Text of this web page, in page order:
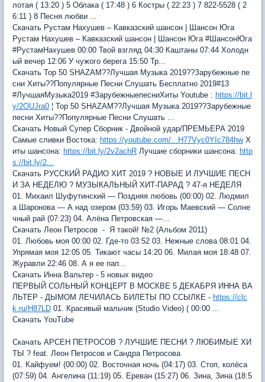
лотая ( 13:20 ) 5 Облака ( 17:48 ) 6 Костры ( 22:23 ) 7 822-5528 ( 2
6:11 ) 8 Песня любви ...
Скачать Рустам Нахушев – Кавказский шансон | Шансон Юга
Рустам Нахушев – Кавказский шансон | Шансон Юга #ШансонЮга
#РустамНахушев 00:00 Твой взгляд 04:30 Каштаны 07:44 Холодн
ый вечер 12:06 У чужого берега 15:50 Тр...
Скачать Top 50 SHAZAM??Лучшая Музыка 2019??Зарубежные пе
сни Хиты??Популярные Песни Слушать Бесплатно 2019#13
#ЛучшаяМузыка2019 #ЗарубежныепесниХиты Youtube : https://bit.l
y/2OUJra0 ¦ Top 50 SHAZAM??Лучшая Музыка 2019??Зарубежные
песни Хиты??Популярные Песни Слушать ...
Скачать Новый Супер Сборник - Двойной удар/ПРЕМЬЕРА 2019
Самые сливки Востока: https://youtube.com/...H77Vyc0YIc784hwХ
иты шансона: https://bit.ly/2v2achR Лучшие сборники шансона: http
s://bit.ly/2...
Скачать РУССКИЙ РАДИО ХИТ 2019 ? НОВЫЕ И ЛУЧШИЕ ПЕСН
И ЗА НЕДЕЛЮ ? МУЗЫКАЛЬНЫЙ ХИТ-ПАРАД ? 47-я НЕДЕЛЯ
01. Михаил Шуфутинский — Поздняя любовь (00:00) 02. Людмил
а Шаронова — А над озером (03:59) 03. Игорь Маевский — Солне
чный рай (07:23) 04. Алёна Петровская —...
Скачать Леон Петросов - Я такой! №2 (Альбом 2011)
01. Любовь моя 00:00 02. Где-то 03:52 03. Нежные слова 08:01 04.
Упрямая моя 12:05 05. Тикают часы 14:20 06. Милая моя 18:48 07.
Журавли 22:46 08. А я ее пап...
Скачать Инна Вальтер - 5 новых видео
ПЕРВЫЙ СОЛЬНЫЙ КОНЦЕРТ В МОСКВЕ 5 ДЕКАБРЯ ИННА ВА
ЛЬТЕР - ДЫМОМ ЛЕЧИЛАСЬ БИЛЕТЫ ПО ССЫЛКЕ - https://clc
k.ru/H87LD 01. Красивый мальчик (Studio Video) ( 00:00 ...
Скачать YouTube
Скачать АРСЕН ПЕТРОСОВ ? ЛУЧШИЕ ПЕСНИ ? ЛЮБИМЫЕ ХИ
ТЫ ? feat. Леон Петросов и Сандра Петросова
01. Кайфуем! (00:00) 02. Восточная ночь (04:17) 03. Стоп, колёса
(07:59) 04. Ангелина (11:19) 05. Ереван (15:27) 06. Зина, Зина (18:5